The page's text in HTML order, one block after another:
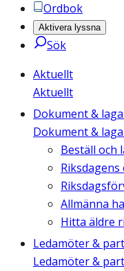
Ordbok
Aktivera lyssna
Sök
Aktuellt
Aktuellt
Dokument &
Dokument &
Beställ och
Allmänna
Hitta äldre
Ledamöter &
Ledamöter &